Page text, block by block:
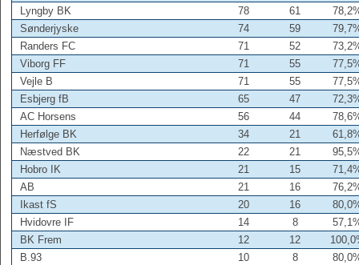
Lyngby BK
78 61
Sønderjyske
74 59
Randers FC
71 52
Viborg FF
71 55
Vejle B
71 55
Esbjerg fB
65 47
AC Horsens
56 44
Herfølge BK
34 21
Næstved BK
22 21
Hobro IK
21 15
AB
21 16
Ikast fS
20 16
Hvidovre IF
14 8
BK Frem
12 12
B.93
10 8